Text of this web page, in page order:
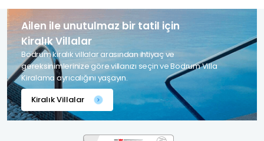
Ailen ile unutulmaz bir tatil için
Kiralık Villalar
Bodrum kiralık villalar arasından ihtiyaç ve
gereksinimlerinize göre villanızı seçin ve Bodrum Villa
Kiralama ayrıcalığını yaşayın.
Kiralık Villalar